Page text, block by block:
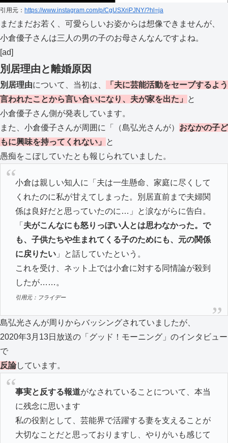
引用元： https://www.instagram.com/p/CgUSXriPJNY/?hl=ja
まだまだお若く、可愛らしいお姿からは想像できませんが、
小倉優子さんは三人の男の子のお母さんなんですよね。
[ad]
別居理由と離婚原因
別居理由について、当初は、
「夫に芸能活動をセーブするよう
言われたことから言い合いになり、夫が家を出た」
と
小倉優子さん側が発表しています。
また、小倉優子さんが周囲に「（島弘光さんが） おなかの子ど
もに興味を持ってくれない」
と
愚痴をこぼしていたとも報じられていました。
小倉は親しい知人に「夫は一生懸命、家庭に尽くして
くれたのに私が甘えてしまった。別居直前まで夫婦関
係は良好だと思っていたのに…」と涙ながらに告白。
「 夫がこんなにも怒りっぽい人とは思わなかった。で
も、子供たちや生まれてくる子のためにも、元の関係
に戻りたい」と話していたという。
これを受け、ネット上では小倉に対する同情論が殺到
したが……。
引用元：フライデー
島弘光さんが周りからバッシングされていましたが、
2020年3月13日放送の「グッド！モーニング」のインタビュー
で
反論しています。
事実と反する報道がなされていることについて、本当
に残念に思います
私の役割として、芸能界で活躍する妻を支えることが
大切なことだと思っておりますし、やりがいも感じて